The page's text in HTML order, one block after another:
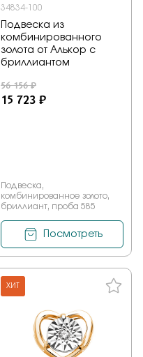
34834-100
Подвеска из
комбинированного
золота от Алькор с
бриллиантом
56 156 ₽
15 723 ₽
Подвеска,
комбинированное золото,
бриллиант, проба 585
Посмотреть
ХИТ